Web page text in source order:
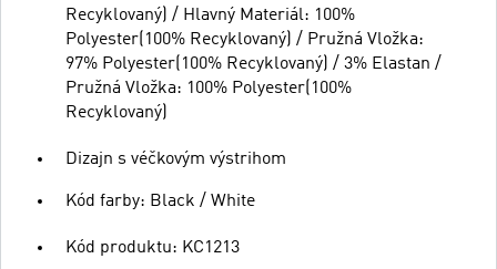
Recyklovaný) / Hlavný Materiál: 100%
Polyester(100% Recyklovaný) / Pružná Vložka:
97% Polyester(100% Recyklovaný) / 3% Elastan /
Pružná Vložka: 100% Polyester(100%
Recyklovaný)
Dizajn s véčkovým výstrihom
Kód farby: Black / White
Kód produktu: KC1213